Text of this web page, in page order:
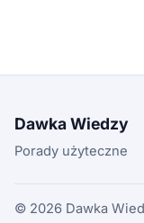
Dawka Wiedzy
Porady użyteczne
© 2026 Dawka